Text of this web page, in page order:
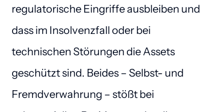
regulatorische Eingriffe ausbleiben und
dass im Insolvenzfall oder bei
technischen Störungen die Assets
geschützt sind. Beides – Selbst- und
Fremdverwahrung – stößt bei